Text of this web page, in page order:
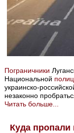
Пограничники
Национальной
украинско-
незаконно
Читать больше...
Куда